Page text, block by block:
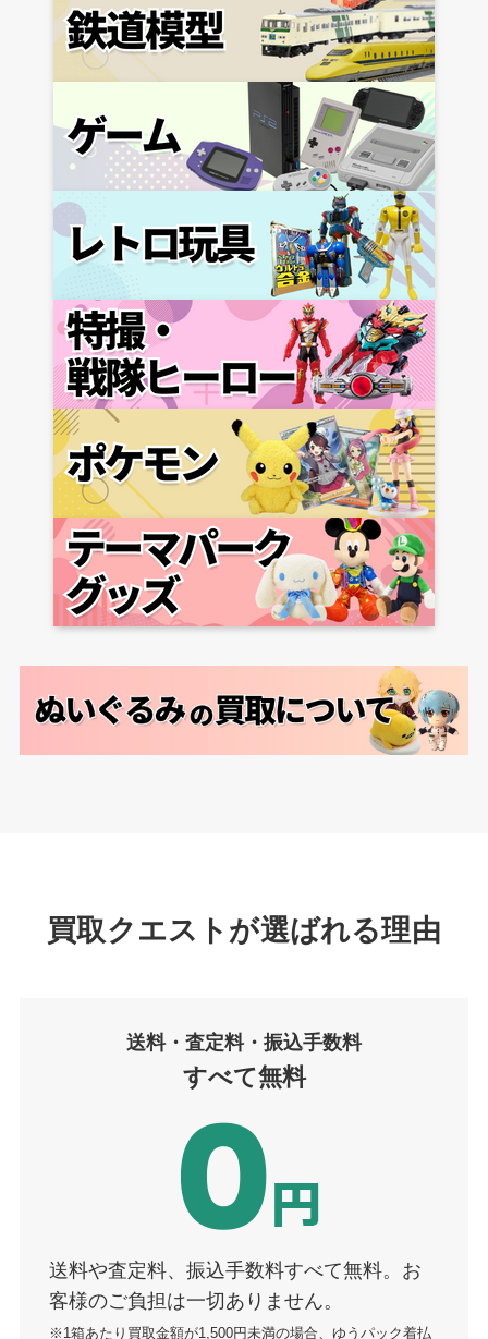
買取クエストが選ばれる理由
送料・査定料・振込手数料
すべて無料
送料や査定料、振込手数料すべて無料。お
客様のご負担は一切ありません。
※1箱あたり買取金額が1,500円未満の場合、ゆうパック着払